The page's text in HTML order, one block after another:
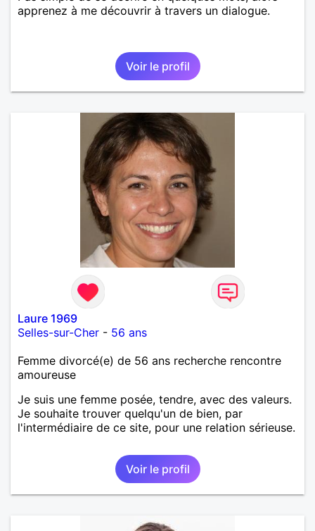
apprenez à me découvrir à travers un dialogue.
Voir le profil
Laure 1969
Selles-sur-Cher - 56 ans
Femme divorcé(e) de 56 ans recherche rencontre
amoureuse
Je suis une femme posée, tendre, avec des valeurs.
Je souhaite trouver quelqu'un de bien, par
l'intermédiaire de ce site, pour une relation sérieuse.
Voir le profil